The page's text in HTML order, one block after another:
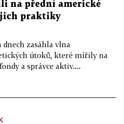
na přední americké
praktiky
zasáhla vlna
útoků, které mířily na
a správce aktiv....